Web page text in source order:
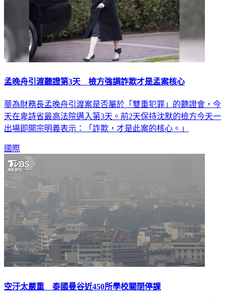
孟晚舟引渡聽證第3天 檢方強調詐欺才是孟案核心
華為財務長孟晚舟引渡案是否屬於「雙重犯罪」的聽證會，今
天在卑詩省最高法院邁入第3天。前2天保持沈默的檢方今天一
出場即開宗明義表示：「詐欺，才是此案的核心。」
國際
空汙太嚴重 泰國曼谷近450所學校關閉停課